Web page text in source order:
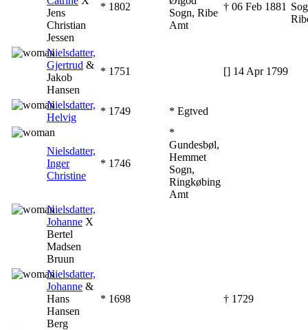
Jens
Christian
Jessen
* ‎1802
Sogn, Ribe
Amt
† ‎06 Feb 1881
Nielsdatter,
Gjertrud &
Jakob
Hansen
* ‎1751 [] ‎14 Apr 1799
Nielsdatter,
Helvig
* ‎1749
* Egtved
Nielsdatter,
Inger
Christine
* ‎1746
*
Gundesbøl,
Hemmet
Sogn,
Ringkøbing
Amt
Nielsdatter,
Johanne X
Bertel
Madsen
Bruun
Nielsdatter,
Johanne &
Hans
Hansen
Berg
* ‎1698 † ‎1729